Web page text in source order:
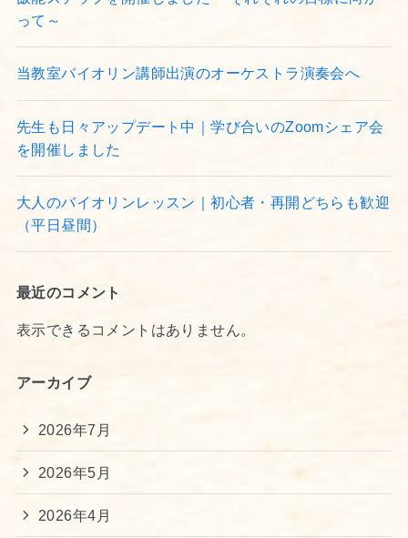
って～
当教室バイオリン講師出演のオーケストラ演奏会へ
先生も日々アップデート中｜学び合いのZoomシェア会
を開催しました
大人のバイオリンレッスン｜初心者・再開どちらも歓迎
（平日昼間）
最近のコメント
表示できるコメントはありません。
アーカイブ
2026年7月
2026年5月
2026年4月